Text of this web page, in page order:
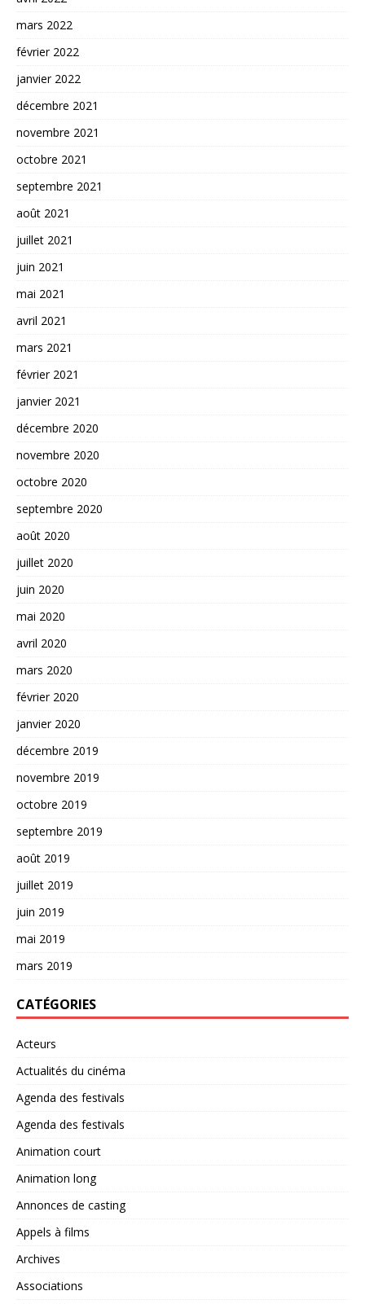
mars 2022
février 2022
janvier 2022
décembre 2021
novembre 2021
octobre 2021
septembre 2021
août 2021
juillet 2021
juin 2021
mai 2021
avril 2021
mars 2021
février 2021
janvier 2021
décembre 2020
novembre 2020
octobre 2020
septembre 2020
août 2020
juillet 2020
juin 2020
mai 2020
avril 2020
mars 2020
février 2020
janvier 2020
décembre 2019
novembre 2019
octobre 2019
septembre 2019
août 2019
juillet 2019
juin 2019
mai 2019
mars 2019
CATÉGORIES
Acteurs
Actualités du cinéma
Agenda des festivals
Agenda des festivals
Animation court
Animation long
Annonces de casting
Appels à films
Archives
Associations